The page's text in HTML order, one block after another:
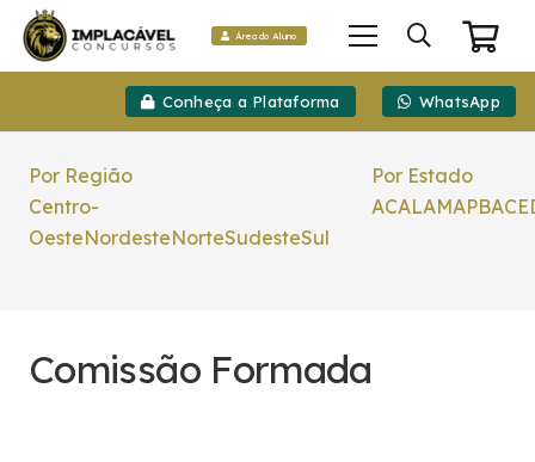
Área do Aluno
Conheça a Plataforma WhatsApp
Por Região
Centro-
OesteNordesteNorteSudesteSul
Por Estado
ACALAMAPBACE
Comissão Formada